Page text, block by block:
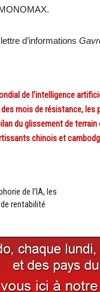
d’informations
de l’intelligence
des mois de résistance,
du glissement de
chinois et
de l’IA, les
rentabilité